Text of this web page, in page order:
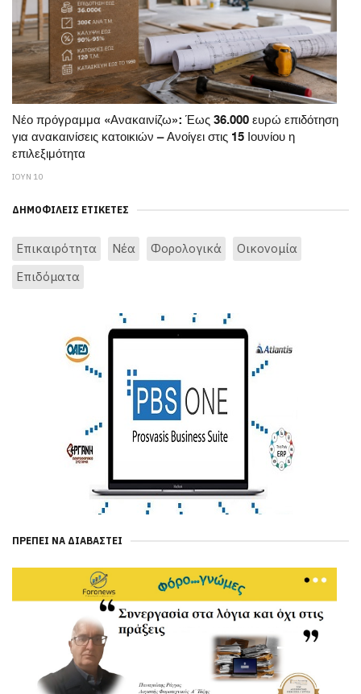
Νέο πρόγραμμα «Ανακαινίζω»: Έως 36.000 ευρώ επιδότηση
για ανακαινίσεις κατοικιών – Ανοίγει στις 15 Ιουνίου η
επιλεξιμότητα
ΙΟΥΝ 10
ΔΗΜΟΦΙΛΕΊΣ ΕΤΙΚΈΤΕΣ
Επικαιρότητα Νέα Φορολογικά
Οικονομία
Επιδόματα
ΠΡΈΠΕΙ ΝΑ ΔΙΑΒΑΣΤΕΊ